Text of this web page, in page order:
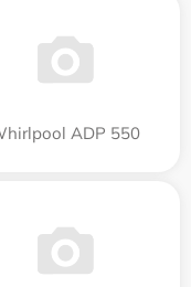
ADP 550